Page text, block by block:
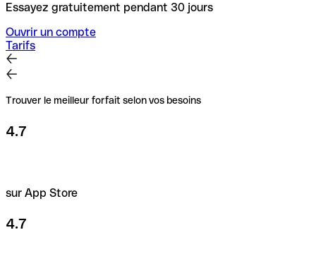
Essayez gratuitement pendant 30 jours
Ouvrir un compte
Tarifs
Trouver le meilleur forfait selon vos besoins
4.7
sur App Store
4.7